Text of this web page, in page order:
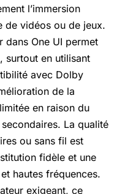
l’immersion
de vidéos ou de jeux.
dans One UI permet
surtout en utilisant
avec Dolby
de la
en raison du
La qualité
ou sans fil est
fidèle et une
hautes fréquences.
exigeant, ce